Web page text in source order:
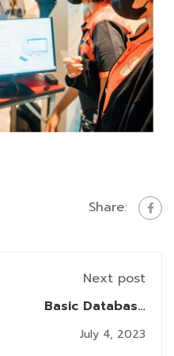
Share:
Next post
Basic Database
Workshop กิจกรรม
เสริมนอกห้องเรียนช่วง
July 4, 2023